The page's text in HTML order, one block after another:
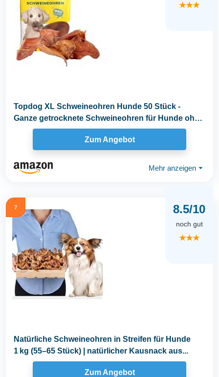
★★★
Topdog XL Schweineohren Hunde 50 Stück -
Ganze getrocknete Schweineohren für Hunde ohne
fettige...
Zum Angebot
Mehr anzeigen ⏷
7 8.5/10
noch gut
★★★
Natürliche Schweineohren in Streifen für Hunde
1 kg (55–65 Stück) | natürlicher Kausnack aus...
Zum Angebot